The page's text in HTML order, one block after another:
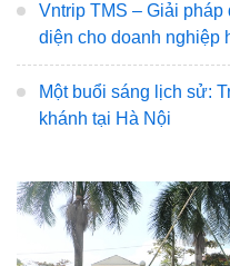
Vntrip TMS – Giải pháp
diện cho doanh nghiệp
Một buổi sáng lịch sử:
khánh tại Hà Nội